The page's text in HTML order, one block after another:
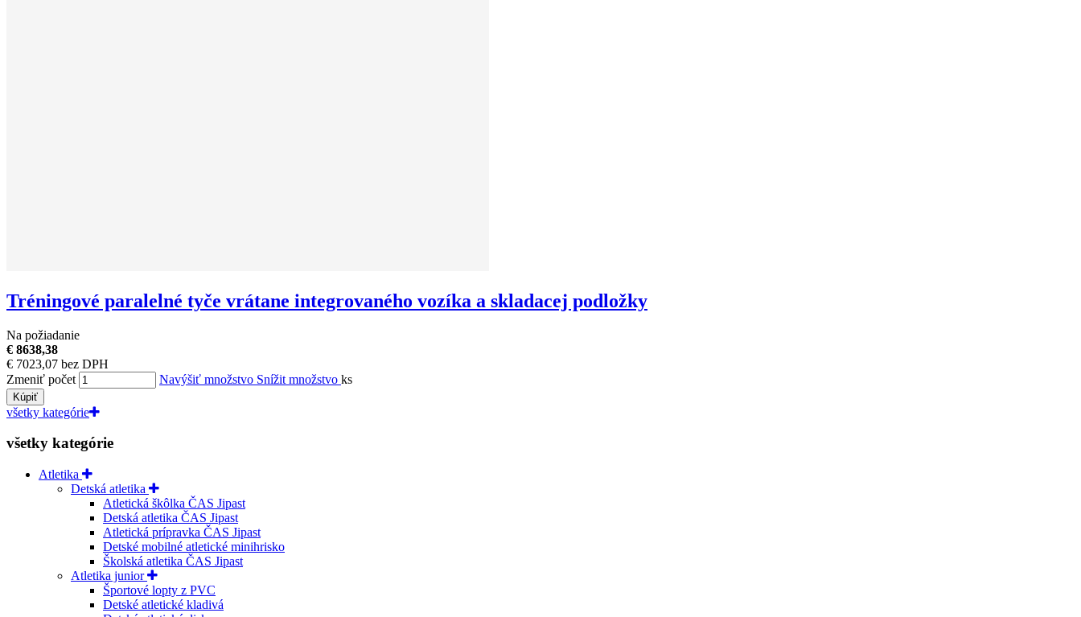
Tréningové paralelné tyče vrátane integrovaného vozíka a skladacej podložky
Na požiadanie
€ 8638,38
€ 7023,07 bez DPH
Zmeniť počet
Navýšiť množstvo Snížit množstvo ks
Kúpiť
všetky kategórie
všetky kategórie
Atletika
Detská atletika
Atletická škôlka ČAS Jipast
Detská atletika ČAS Jipast
Atletická prípravka ČAS Jipast
Detské mobilné atletické minihrisko
Školská atletika ČAS Jipast
Atletika junior
Športové lopty z PVC
Detské atletické kladivá